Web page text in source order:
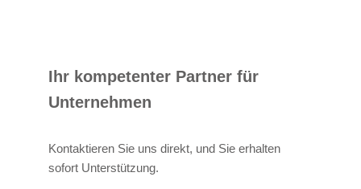
Ihr kompetenter Partner für
Unternehmen
Kontaktieren Sie uns direkt, und Sie erhalten
sofort Unterstützung.